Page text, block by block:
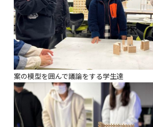
案の模型を囲んで議論をする学生達